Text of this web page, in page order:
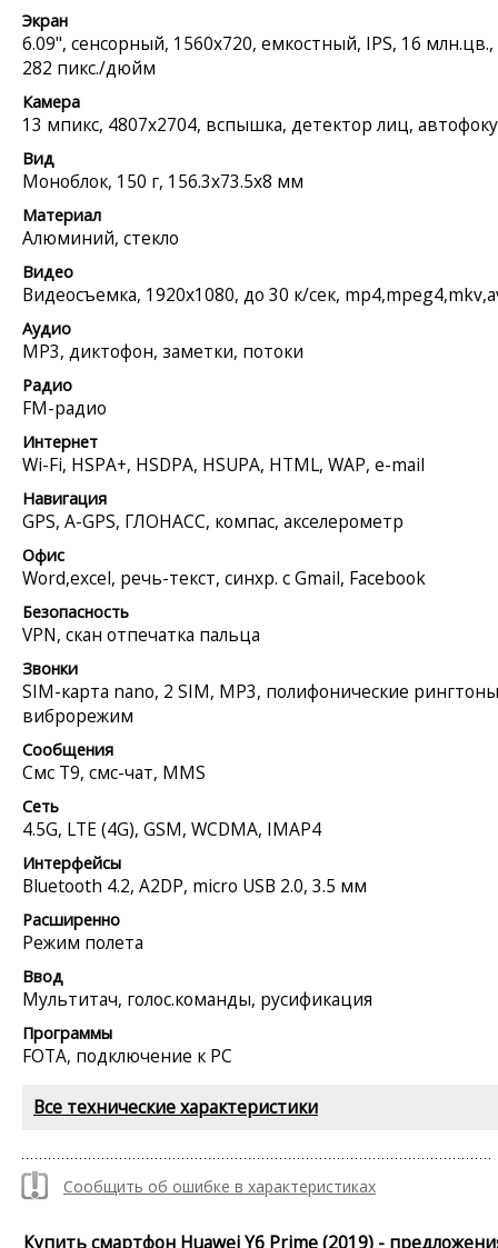
Экран
6.09", сенсорный, 1560x720, емкостный, IPS, 16 млн.цв.,
282 пикс./дюйм
Камера
13 мпикс, 4807x2704, вспышка, детектор лиц,
Вид
Моноблок, 150 г, 156.3x73.5x8 мм
Материал
Алюминий, стекло
Видео
Видеосъемка, 1920x1080, до 30 к/сек,
Аудио
MP3, диктофон, заметки, потоки
Радио
FM-радио
Интернет
Wi-Fi, HSPA+, HSDPA, HSUPA, HTML, WAP, e-mail
Навигация
GPS, A-GPS, ГЛОНАСС, компас, акселерометр
Офис
Word,excel, речь-текст, синхр. с Gmail, Facebook
Безопасность
VPN, скан отпечатка пальца
Звонки
SIM-карта nano, 2 SIM, MP3, полифонические
виброрежим
Сообщения
Смс Т9, смс-чат, MMS
Сеть
4.5G, LTE (4G), GSM, WCDMA, IMAP4
Интерфейсы
Bluetooth 4.2, A2DP, micro USB 2.0, 3.5 мм
Расширенно
Режим полета
Ввод
Мультитач, голос.команды, русификация
Программы
FOTA, подключение к PC
Все технические характеристики
Сообщить об ошибке в характеристиках
Купить смартфон Huawei Y6 Prime (2019) -